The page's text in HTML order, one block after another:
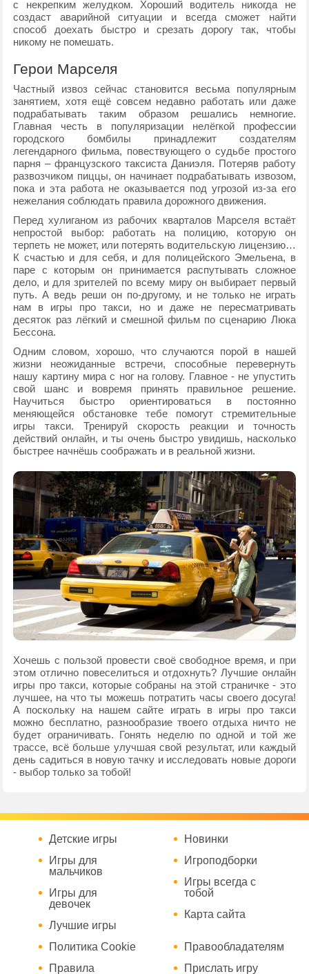
с некрепким желудком. Хороший водитель никогда не
создаст аварийной ситуации и всегда сможет найти
способ доехать быстро и срезать дорогу так, чтобы
никому не помешать.
Герои Марселя
Частный извоз сейчас становится весьма популярным
занятием, хотя ещё совсем недавно работать или даже
подрабатывать таким образом решались немногие.
Главная честь в популяризации нелёгкой профессии
городского бомбилы принадлежит создателям
легендарного фильма, повествующего о судьбе простого
парня – французского таксиста Даниэля. Потеряв работу
развозчиком пиццы, он начинает подрабатывать извозом,
пока и эта работа не оказывается под угрозой из-за его
нежелания соблюдать правила дорожного движения.
Перед хулиганом из рабочих кварталов Марселя встаёт
непростой выбор: работать на полицию, которую он
терпеть не может, или потерять водительскую лицензию…
К счастью и для себя, и для полицейского Эмельена, в
паре с которым он принимается распутывать сложное
дело, и для зрителей по всему миру он выбирает первый
путь. А ведь реши он по-другому, и не только не играть
нам в игры про такси, но и даже не пересматривать
десяток раз лёгкий и смешной фильм по сценарию Люка
Бессона.
Одним словом, хорошо, что случаются порой в нашей
жизни неожиданные встречи, способные перевернуть
нашу картину мира с ног на голову. Главное - не упустить
свой шанс и вовремя принять правильное решение.
Научиться быстро ориентироваться в постоянно
меняющейся обстановке тебе помогут стремительные
игры такси. Тренируй скорость реакции и точность
действий онлайн, и ты очень быстро увидишь, насколько
быстрее начнёшь соображать и в реальной жизни.
Хочешь с пользой провести своё свободное время, и при
этом отлично повеселиться и отдохнуть? Лучшие онлайн
игры про такси, которые собраны на этой страничке - это
лучшее, на что ты можешь потратить часы своего досуга!
А поскольку на нашем сайте играть в игры про такси
можно бесплатно, разнообразие твоего отдыха ничто не
будет ограничивать. Гонять неделю по одной и той же
трассе, всё больше улучшая свой результат, или каждый
день садиться в новую тачку и исследовать новые дороги
- выбор только за тобой!
Детские игры
Игры для
мальчиков
Игры для
девочек
Лучшие игры
Новинки
Игроподборки
Игры всегда с
тобой
Карта сайта
Политика Cookie
Правила
Правообладателям
Прислать игру